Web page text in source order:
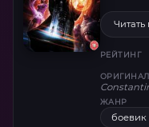
Мэтта
мрачная
Читать
РЕЙТИНГ
ЖАНР
боевик